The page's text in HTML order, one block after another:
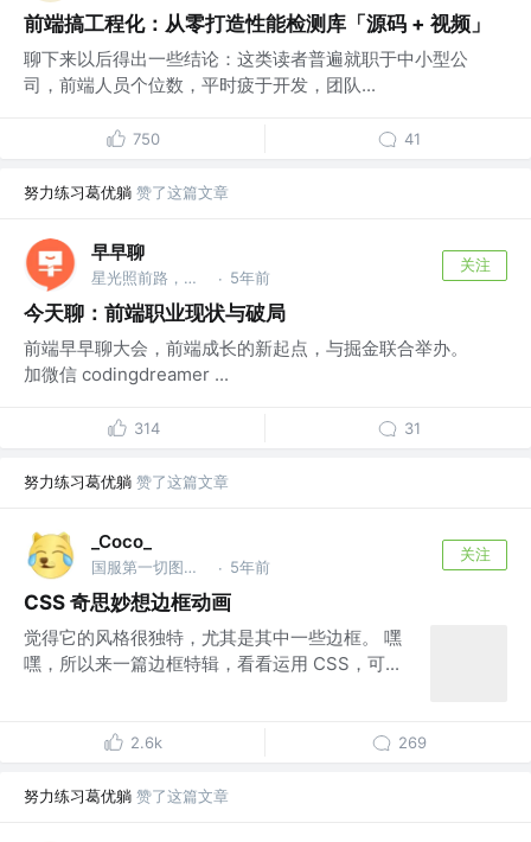
前端搞工程化：从零打造性能检测库「源码 + 视频」
聊下来以后得出一些结论：这类读者普遍就职于中小型公
司，前端人员个位数，平时疲于开发，团队...
750 41
努力练习葛优躺 赞了这篇文章
早早聊
星光照前路，菜鸟先飞 @早早聊 · 5年前
关注
今天聊：前端职业现状与破局
前端早早聊大会，前端成长的新起点，与掘金联合举办。
加微信 codingdreamer ...
314 31
努力练习葛优躺 赞了这篇文章
_Coco_
国服第一切图仔 @Shopee · 5年前
关注
CSS 奇思妙想边框动画
觉得它的风格很独特，尤其是其中一些边框。 嘿
嘿，所以来一篇边框特辑，看看运用 CSS，可...
2.6k 269
努力练习葛优躺 赞了这篇文章